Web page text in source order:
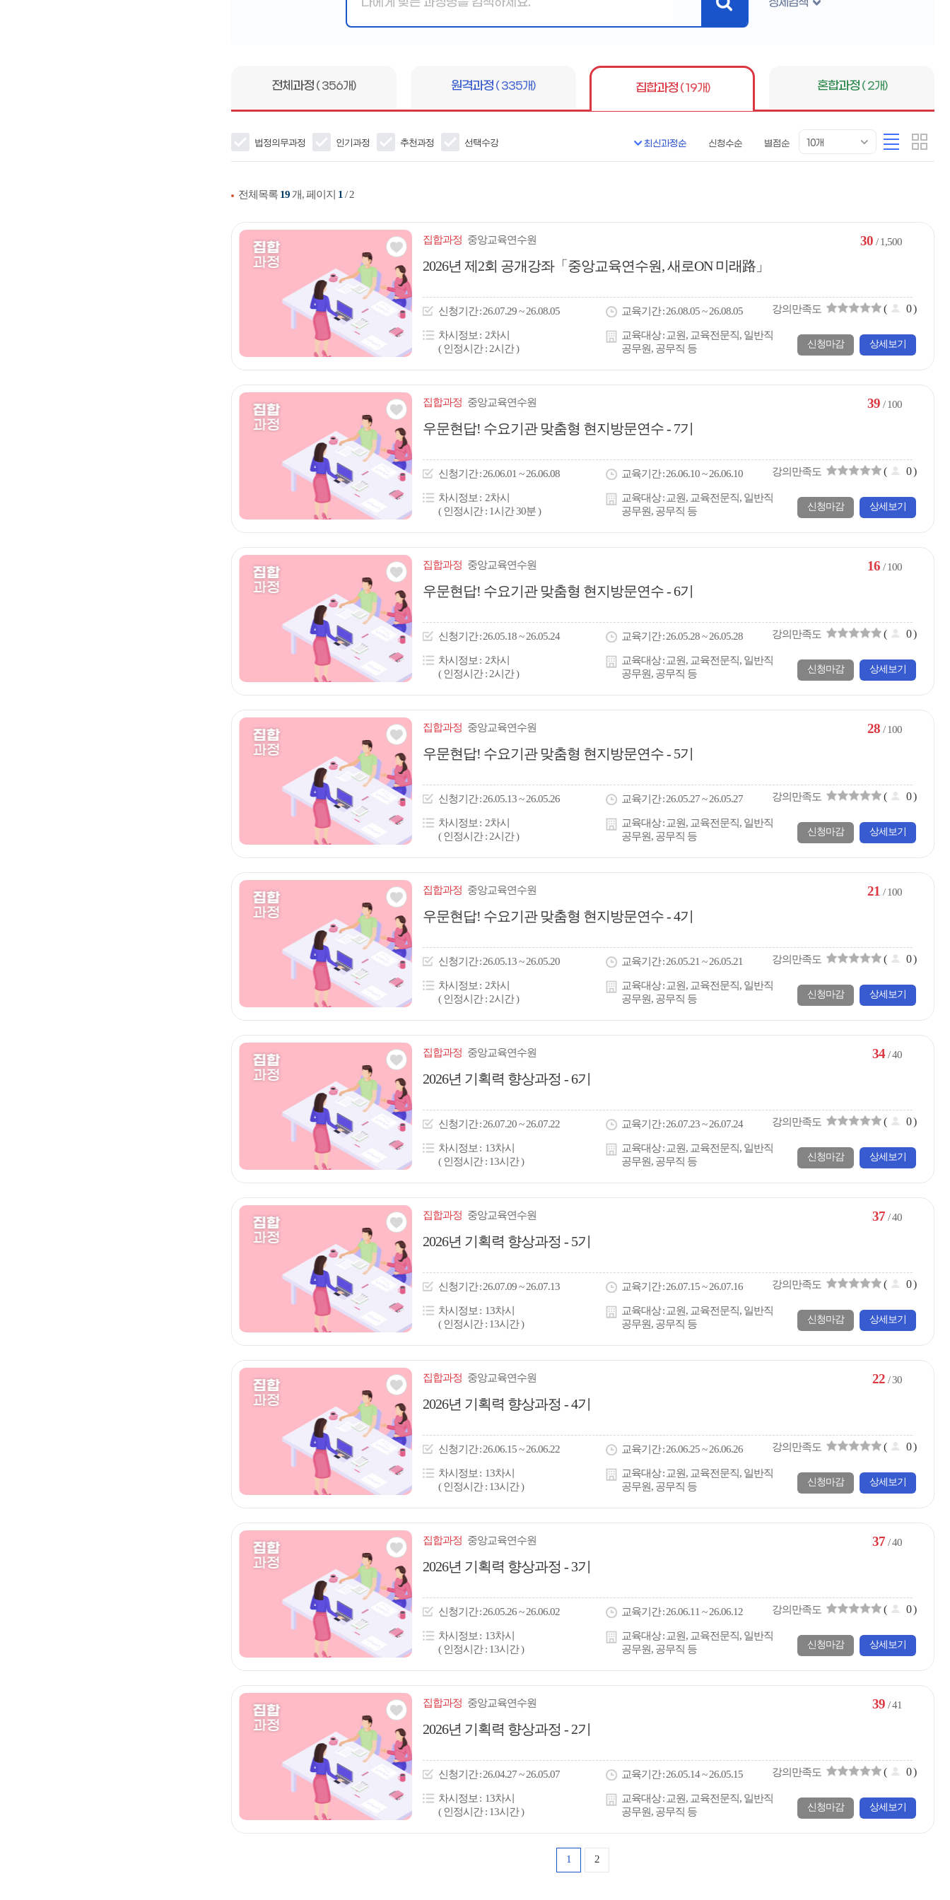
심
검
전체과정 ( 356개) 원격과정 ( 335개) 집합과정 ( 19개) 혼합과정 ( 2개)
법정의무과정 인기과정 추천과정 선택수강 최신과정순 신청수순 별점순
목
10개
리
스
카
드
전체목록 19 개, 페이지 1/ 2
집합과정 중앙교육연수원
관심
아
이
2026년 제2회 공개강좌「중앙교육연수원, 새로ON 미래路」
신청기간 26.07.29 ~ 26.08.05 교육기간 26.08.05 ~ 26.08.05
차시정보
2차시
( 인정시간 : 2시간 )
교육대상 교원, 교육전문직, 일반직
공무원, 공무직 등
강의만족도 ( 0)
30 / 1,500
신청마감 상세보기
집합과정 중앙교육연수원
관심
아
이
우문현답! 수요기관 맞춤형 현지방문연수 - 7기
신청기간 26.06.01 ~ 26.06.08 교육기간 26.06.10 ~ 26.06.10
차시정보
2차시
( 인정시간 : 1시간 30분 )
교육대상 교원, 교육전문직, 일반직
공무원, 공무직 등
강의만족도 ( 0)
39 / 100
신청마감 상세보기
집합과정 중앙교육연수원
관심
아
이
우문현답! 수요기관 맞춤형 현지방문연수 - 6기
신청기간 26.05.18 ~ 26.05.24 교육기간 26.05.28 ~ 26.05.28
차시정보
2차시
( 인정시간 : 2시간 )
교육대상 교원, 교육전문직, 일반직
공무원, 공무직 등
강의만족도 ( 0)
16 / 100
신청마감 상세보기
집합과정 중앙교육연수원
관심
아
이
우문현답! 수요기관 맞춤형 현지방문연수 - 5기
신청기간 26.05.13 ~ 26.05.26 교육기간 26.05.27 ~ 26.05.27
차시정보
2차시
( 인정시간 : 2시간 )
교육대상 교원, 교육전문직, 일반직
공무원, 공무직 등
강의만족도 ( 0)
28 / 100
신청마감 상세보기
집합과정 중앙교육연수원
관심
아
이
우문현답! 수요기관 맞춤형 현지방문연수 - 4기
신청기간 26.05.13 ~ 26.05.20 교육기간 26.05.21 ~ 26.05.21
차시정보
2차시
( 인정시간 : 2시간 )
교육대상 교원, 교육전문직, 일반직
공무원, 공무직 등
강의만족도 ( 0)
21 / 100
신청마감 상세보기
집합과정 중앙교육연수원
관심
아
이
2026년 기획력 향상과정 - 6기
신청기간 26.07.20 ~ 26.07.22 교육기간 26.07.23 ~ 26.07.24
차시정보
13차시
( 인정시간 : 13시간 )
교육대상 교원, 교육전문직, 일반직
공무원, 공무직 등
강의만족도 ( 0)
34/ 40
신청마감 상세보기
집합과정 중앙교육연수원
관심
아
이
2026년 기획력 향상과정 - 5기
신청기간 26.07.09 ~ 26.07.13 교육기간 26.07.15 ~ 26.07.16
차시정보
13차시
( 인정시간 : 13시간 )
교육대상 교원, 교육전문직, 일반직
공무원, 공무직 등
강의만족도 ( 0)
37 / 40
신청마감 상세보기
집합과정 중앙교육연수원
관심
아
이
2026년 기획력 향상과정 - 4기
신청기간 26.06.15 ~ 26.06.22 교육기간 26.06.25 ~ 26.06.26
차시정보
13차시
( 인정시간 : 13시간 )
교육대상 교원, 교육전문직, 일반직
공무원, 공무직 등
강의만족도 ( 0)
22 / 30
신청마감 상세보기
집합과정 중앙교육연수원
관심
아
이
2026년 기획력 향상과정 - 3기
신청기간 26.05.26 ~ 26.06.02 교육기간 26.06.11 ~ 26.06.12
차시정보
13차시
( 인정시간 : 13시간 )
교육대상 교원, 교육전문직, 일반직
공무원, 공무직 등
강의만족도 ( 0)
37 / 40
신청마감 상세보기
집합과정 중앙교육연수원
관심
아
이
2026년 기획력 향상과정 - 2기
신청기간 26.04.27 ~ 26.05.07 교육기간 26.05.14 ~ 26.05.15
차시정보
13차시
( 인정시간 : 13시간 )
교육대상 교원, 교육전문직, 일반직
공무원, 공무직 등
강의만족도 ( 0)
39 / 41
신청마감 상세보기
1 2